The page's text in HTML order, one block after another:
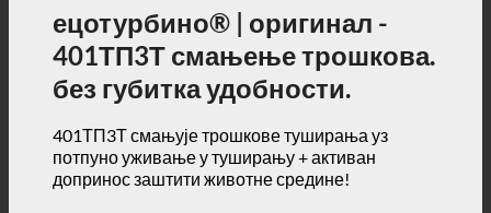
без губитка удобности.
401ТП3Т смањује трошкове туширања уз
потпуно уживање у туширању + активан
допринос заштити животне средине!
3, 2, 1 ... и крени!